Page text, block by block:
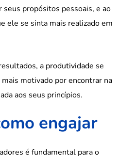
propósitos pessoais, e ao
ele se sinta mais realizado em
a produtividade se
motivado por encontrar na
aos seus princípios.
engajar
é fundamental para o